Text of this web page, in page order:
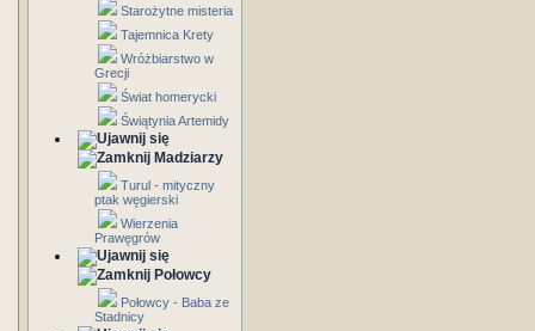
Starożytne misteria
Tajemnica Krety
Wróżbiarstwo w
Grecji
Świat homerycki
Świątynia Artemidy
Madziarzy
Turul - mityczny
ptak węgierski
Wierzenia
Prawęgrów
Połowcy
Połowcy - Baba ze
Stadnicy